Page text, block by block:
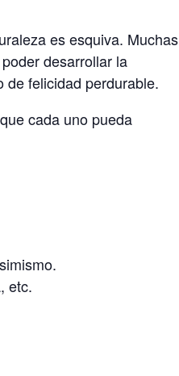
es esquiva. Muchas
desarrollar la
de felicidad perdurable.
cada uno pueda
etc.